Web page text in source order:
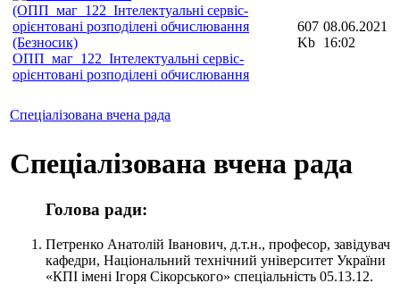
ОПП_маг_122_Інтелектуальні сервіс-
орієнтовані розподілені обчислювання
607
Kb
08.06.2021
16:02
Спеціалізована вчена рада
Спеціалізована вчена рада
Голова ради:
Петренко Анатолій Іванович, д.т.н., професор, завідувач
кафедри, Національний технічний університет України
«КПІ імені Ігоря Сікорського» спеціальність 05.13.12.